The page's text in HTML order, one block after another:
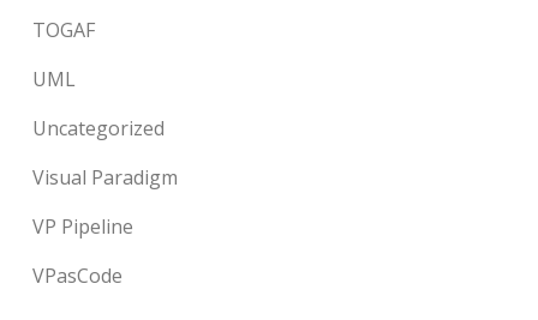
TOGAF
UML
Uncategorized
Visual Paradigm
VP Pipeline
VPasCode